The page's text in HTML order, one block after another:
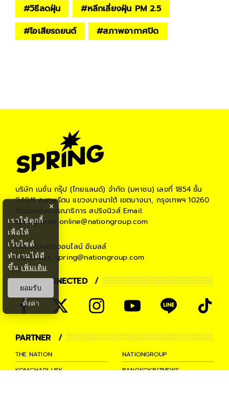
#วิธีลดฝุ่น #หลีกเลี่ยงฝุ่น PM 2.5
#ไอเสียรถยนต์ #สภาพอากาศปิด
บริษัท เนชั่น กรุ๊ป (ไทยแลนด์) จำกัด (มหาชน) เลขที่ 1854 ชั้น
9,10,11 ถ.เทพรัตน แขวงบางนาใต้ เขตบางนา, กรุงเทพฯ 10260
ติดต่อกองบรรณาธิการ สปริงนิวส์Email:
springnews_online@nationgroup.com
ติดต่อโฆษณาออนไลน์ อีเมลล์
teamsales_spring@nationgroup.com
STAY CONNECTED
PARTNER
THE NATION
NATIONGROUP
KOMCHADLUEK
BANGKOKBIZNEWS
×
เราใช้คุกกี้
เพื่อให้
เว็บไซต์
ทำงานได้ดี
ขึ้น เพิ่มเติม
ยอมรับ
ตั้งค่า